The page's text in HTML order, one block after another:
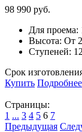
98 990 руб.
Для проема:
Высота: От
Ступеней:
Срок
Купить Подробнее
Страницы:
1 ... 3 4 5 6 7
Предыдущая